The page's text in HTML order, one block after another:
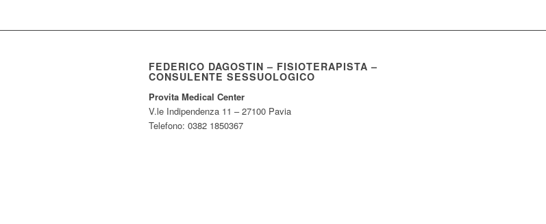
FEDERICO DAGOSTIN – FISIOTERAPISTA –
CONSULENTE SESSUOLOGICO
Provita Medical Center
V.le Indipendenza 11 – 27100 Pavia
Telefono: 0382 1850367